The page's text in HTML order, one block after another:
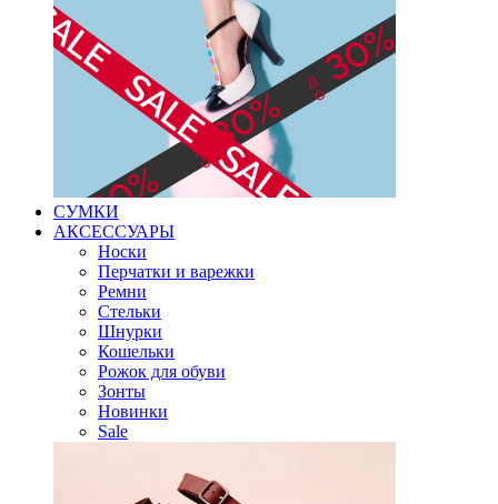
СУМКИ
АКСЕССУАРЫ
Носки
Перчатки и варежки
Ремни
Стельки
Шнурки
Кошельки
Рожок для обуви
Зонты
Новинки
Sale